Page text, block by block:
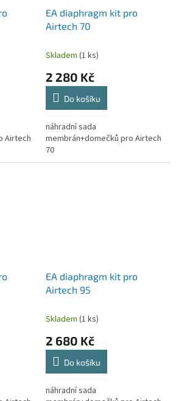
Airtech
EA diaphragm kit pro
Airtech 70
Skladem (1 ks)
2 280 Kč
Do košíku
náhradní sada
membrán+domečků pro Airtech
70
EA diaphragm kit pro
Airtech 95
Skladem (1 ks)
2 680 Kč
Do košíku
náhradní sada